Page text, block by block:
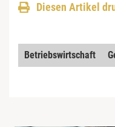
Diesen Artikel
Betriebswirtschaft